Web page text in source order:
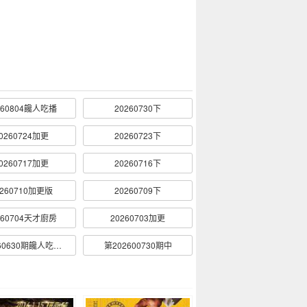
饞人吃播 20260730下
加更 20260723下
加更 20260716下
加更版 20260709下
天才廚房 20260703加更
第20260630期饞人吃播直拍 第202600730期中